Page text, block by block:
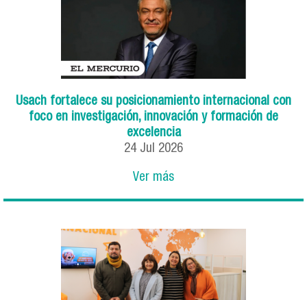
Usach fortalece su posicionamiento internacional con
foco en investigación, innovación y formación de
excelencia
24 Jul 2026
Ver más